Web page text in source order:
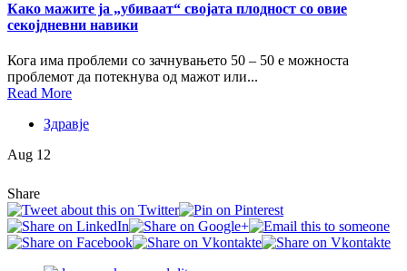
Како мажите ја „убиваат“ својата плодност со овие
секојдневни навики
Кога има проблеми со зачнувањето 50 – 50 е можноста
проблемот да потекнува од мажот или...
Read More
Здравје
Aug 12
Share